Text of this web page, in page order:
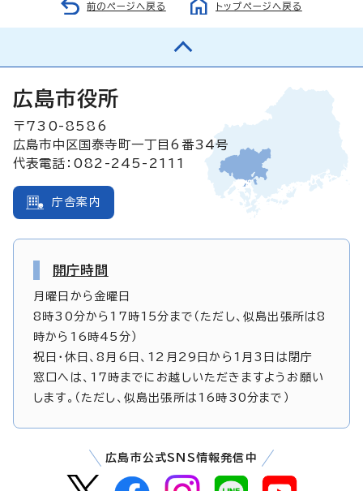
前のページへ戻る トップページへ戻る
広島市役所
〒730-8586
広島市中区国泰寺町一丁目6番34号
代表電話：082-245-2111
庁舎案内
開庁時間
月曜日から金曜日
8時30分から17時15分まで（ただし、似島出張所は8
時から16時45分）
祝日・休日、8月6日、12月29日から1月3日は閉庁
窓口へは、17時までにお越しいただきますようお願い
します。（ただし、似島出張所は16時30分まで）
広島市公式SNS情報発信中